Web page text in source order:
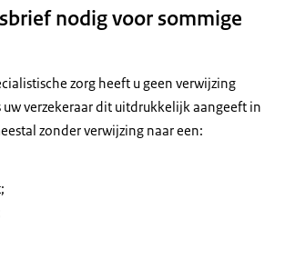
nodig voor sommige
zorg heeft u geen verwijzing
uw verzekeraar dit uitdrukkelijk aangeeft in
zonder verwijzing naar een: